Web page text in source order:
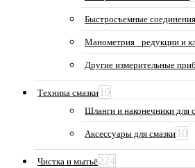
Быстросъемные
Манометрия_ редукции и
Другие измерительные
Техника смазки 19
Шланги и наконечники для
Аксессуары для смазки 10
Чистка и мытьё224